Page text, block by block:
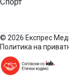
© 2026 Експрес
Политика на